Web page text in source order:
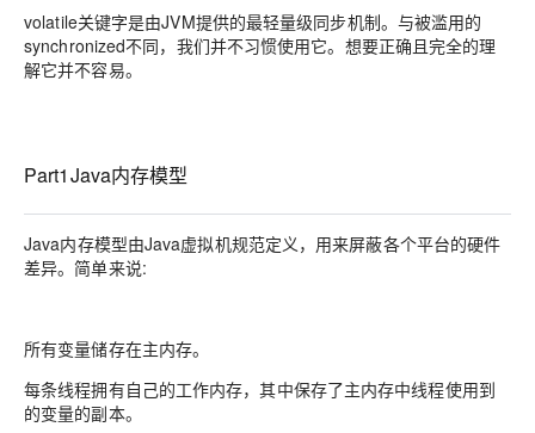
volatile关键字是由JVM提供的最轻量级同步机制。与被滥用的
synchronized不同，我们并不习惯使用它。想要正确且完全的理
解它并不容易。
Part1Java内存模型
Java内存模型由Java虚拟机规范定义，用来屏蔽各个平台的硬件
差异。简单来说:
所有变量储存在主内存。
每条线程拥有自己的工作内存，其中保存了主内存中线程使用到
的变量的副本。